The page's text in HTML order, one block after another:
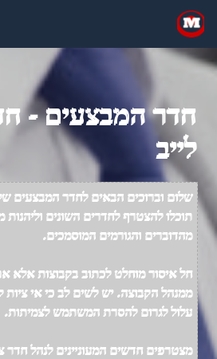
חדר המבצעים -
לייב
שלום וברוכים הבאים לחדר המבצעים
תוכלו להצטרף לחדרים השונים וליהנות
מהדוברים והגורמים המוסמכים.
חל איסור מוחלט לכתוב בקבוצות אלא
ממנהל הקבוצה. יש לשים לב כי אי ציות
עלול לגרום להסרת המשתמש לצמיתות.
מצטרפים חדשים המעוניינים לנהל חדר